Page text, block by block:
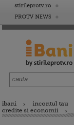
stirileprotv.ro
PROTV NEWS
ibani
incontul tau
credite si economii